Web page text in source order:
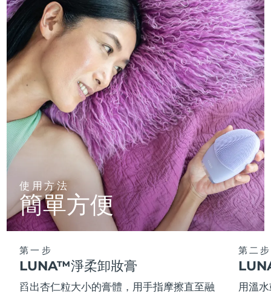
使用方法
簡單方便
第一步
LUNA™淨柔卸妝膏
舀出杏仁粒大小的膏體，用手指摩擦直至融
第二步
用溫